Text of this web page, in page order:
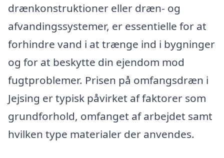
drænkonstruktioner eller dræn- og
afvandingssystemer, er essentielle for at
forhindre vand i at trænge ind i bygninger
og for at beskytte din ejendom mod
fugtproblemer. Prisen på omfangsdræn i
Jejsing er typisk påvirket af faktorer som
grundforhold, omfanget af arbejdet samt
hvilken type materialer der anvendes.